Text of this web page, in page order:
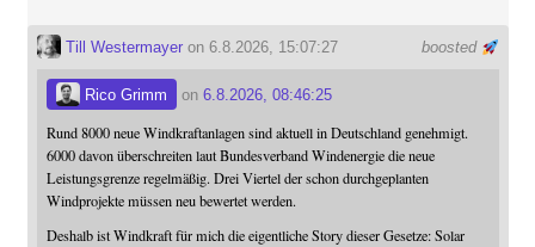
boosted
Till Westermayeron 6.8.2026, 15:07:27
Rico Grimm on 6.8.2026, 08:46:25
Rund 8000 neue Windkraftanlagen sind aktuell in Deutschland genehmigt.
6000 davon überschreiten laut Bundesverband Windenergie die neue
Leistungsgrenze regelmäßig. Drei Viertel der schon durchgeplanten
Windprojekte müssen neu bewertet werden.
Deshalb ist Windkraft für mich die eigentliche Story dieser Gesetze: Solar